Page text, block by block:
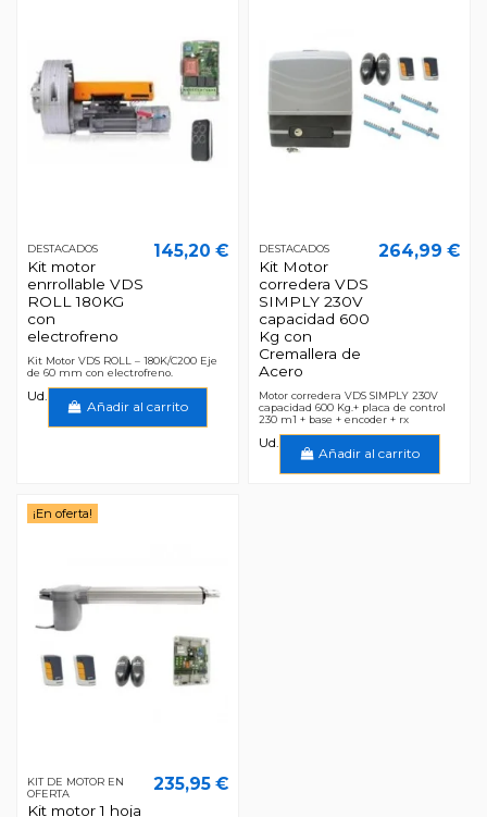
DESTACADOS
Kit motor
enrrollable VDS
ROLL 180KG
con
electrofreno
145,20 €
Kit Motor VDS ROLL – 180K/C200 Eje
de 60 mm con electrofreno.
Ud.
Añadir al carrito
DESTACADOS
Kit Motor
corredera VDS
SIMPLY 230V
capacidad 600
Kg con
Cremallera de
Acero
264,99 €
Motor corredera VDS SIMPLY 230V
capacidad 600 Kg.+ placa de control
230 m1 + base + encoder + rx
Ud.
Añadir al carrito
¡En oferta!
KIT DE MOTOR EN
OFERTA
Kit motor 1 hoja
235,95 €